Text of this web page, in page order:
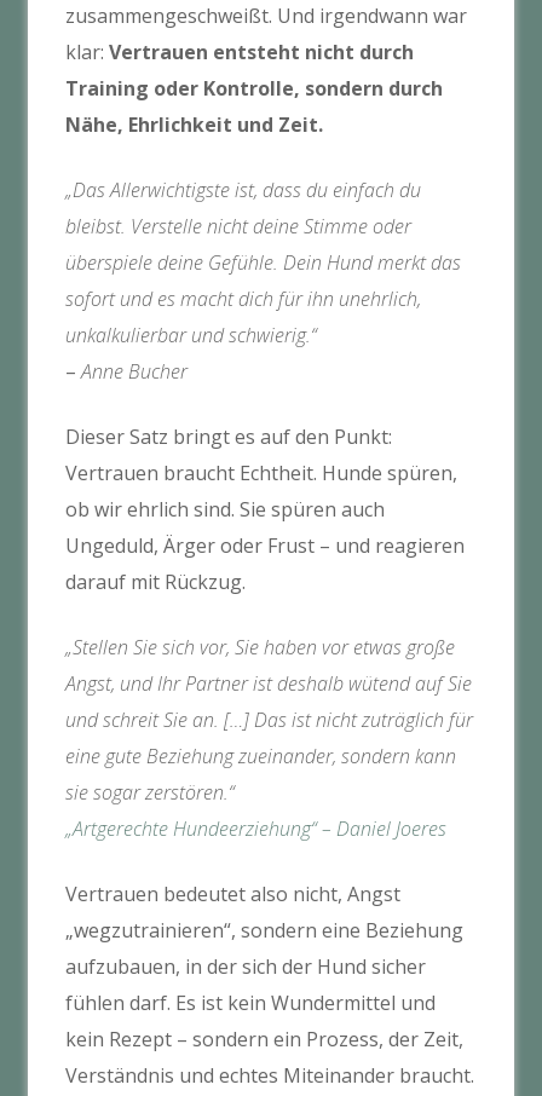
zusammengeschweißt. Und irgendwann war
klar: Vertrauen entsteht nicht durch
Training oder Kontrolle, sondern durch
Nähe, Ehrlichkeit und Zeit.
„Das Allerwichtigste ist, dass du einfach du
bleibst. Verstelle nicht deine Stimme oder
überspiele deine Gefühle. Dein Hund merkt das
sofort und es macht dich für ihn unehrlich,
unkalkulierbar und schwierig.“
–Anne Bucher
Dieser Satz bringt es auf den Punkt:
Vertrauen braucht Echtheit. Hunde spüren,
ob wir ehrlich sind. Sie spüren auch
Ungeduld, Ärger oder Frust – und reagieren
darauf mit Rückzug.
„Stellen Sie sich vor, Sie haben vor etwas große
Angst, und Ihr Partner ist deshalb wütend auf Sie
und schreit Sie an. […] Das ist nicht zuträglich für
eine gute Beziehung zueinander, sondern kann
sie sogar zerstören.“
„Artgerechte Hundeerziehung“ – Daniel Joeres
Vertrauen bedeutet also nicht, Angst
„wegzutrainieren“, sondern eine Beziehung
aufzubauen, in der sich der Hund sicher
fühlen darf. Es ist kein Wundermittel und
kein Rezept – sondern ein Prozess, der Zeit,
Verständnis und echtes Miteinander braucht.